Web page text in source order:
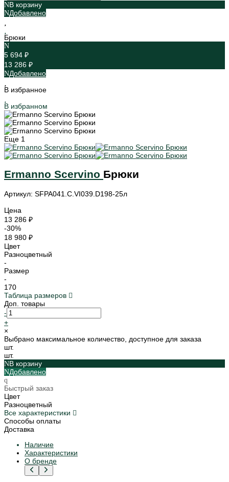
В корзину
Добавлено
Брюки
5 694 ₽
13 286 ₽
Добавлено
В избранное
В избранном
Еще 1
Ermanno Scervino Брюки
Артикул: SFPA041.C.VI039.D198-25л
Цена
13 286 ₽
-30%
18 980 ₽
Цвет
Разноцветный
-
Размер
-
170
Таблица размеров
Доп. товары
-
+
×
Выбрано максимальное количество, доступное для заказа
шт.
шт.
В корзину
Добавлено
Быстрый заказ
Цвет
Разноцветный
Все характеристики
Способы оплаты
Доставка
Наличие
Характеристики
О бренде